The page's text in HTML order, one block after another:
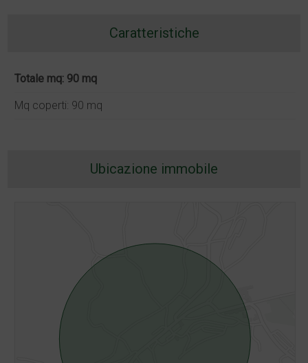
Caratteristiche
Totale mq: 90 mq
Mq coperti: 90 mq
Ubicazione immobile